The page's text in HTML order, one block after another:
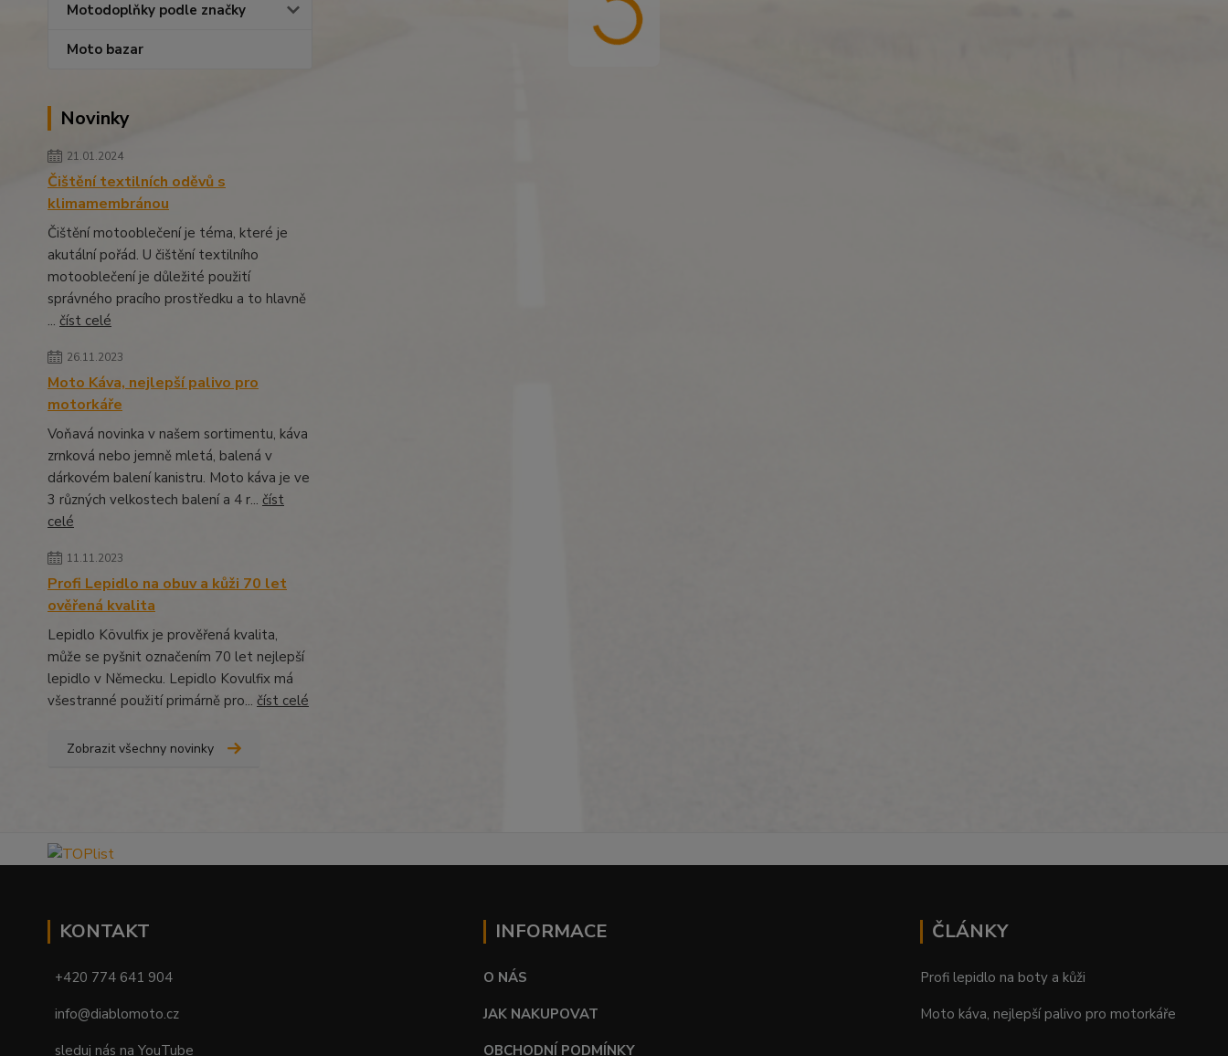
Motodoplňky podle značky
Moto bazar
Novinky
21.01.2024
Čištění textilních oděvů s
klimamembránou
Čištění motooblečení je téma, které je
akutální pořád. U čištění textilního
motooblečení je důležité použití
správného pracího prostředku a to hlavně
... číst celé
26.11.2023
Moto Káva, nejlepší palivo pro
motorkáře
Voňavá novinka v našem sortimentu, káva
zrnková nebo jemně mletá, balená v
dárkovém balení kanistru. Moto káva je ve
3 různých velkostech balení a 4 r... číst
celé
11.11.2023
Profi Lepidlo na obuv a kůži 70 let
ověřená kvalita
Lepidlo Kövulfix je prověřená kvalita,
může se pyšnit označením 70 let nejlepší
lepidlo v Německu. Lepidlo Kovulfix má
všestranné použití primárně pro... číst celé
Zobrazit všechny novinky
KONTAKT
+420 774 641 904
info@diablomoto.cz
sleduj nás na YouTube
INFORMACE
O NÁS
JAK NAKUPOVAT
OBCHODNÍ PODMÍNKY
ČLÁNKY
Profi lepidlo na boty a kůži
Moto káva, nejlepší palivo pro motorkáře